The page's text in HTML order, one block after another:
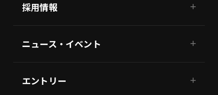
採用情報
ニュース・イベント
エントリー